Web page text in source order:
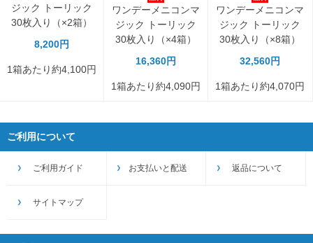
ジック トーリック
30枚入り（×2箱）
8,200円
1箱あたり約4,100円
ワンデーメニコンマ
ジック トーリック
30枚入り（×4箱）
16,360円
1箱あたり約4,090円
ワンデーメニコンマ
ジック トーリック
30枚入り（×8箱）
32,560円
1箱あたり約4,070円
ご利用について
ご利用ガイド お支払いと配送 返品について
サイトマップ